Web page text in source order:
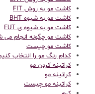
کاشت مو به روش FIT
کاشت مو به شیوه BHT
کاشت مو به شیوه ی FUT
کاشت مو چگونه انجام می
کاشت مو چیست
کدام رنگ مو را انتخاب
کراتینه کردن مو
کراتینه مو
کراتینه مو چیست